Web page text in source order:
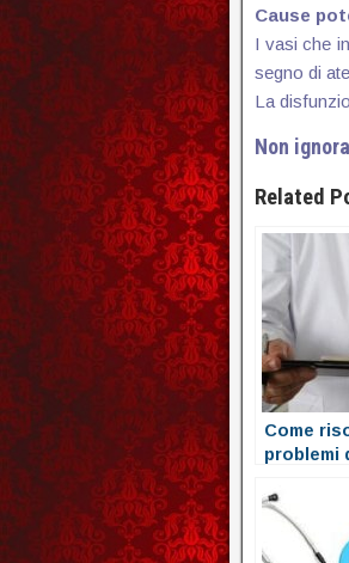
Cause
I vasi che
segno di
La
Non
Related
Come
problemi